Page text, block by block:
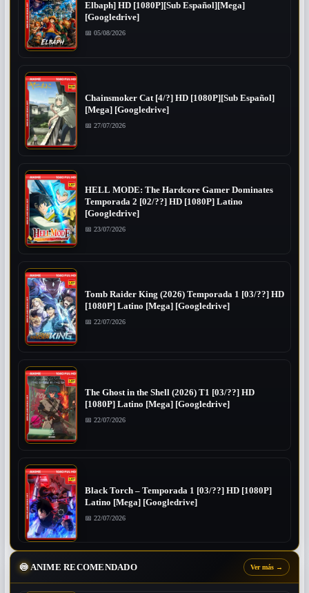
Elbaph] HD [1080P][Sub Español][Mega]
[Googledrive]
📅 05/08/2026
Chainsmoker Cat [4/?] HD [1080P][Sub Español]
[Mega] [Googledrive]
📅 27/07/2026
HELL MODE: The Hardcore Gamer Dominates
Temporada 2 [02/??] HD [1080P] Latino
[Googledrive]
📅 23/07/2026
Tomb Raider King (2026) Temporada 1 [03/??] HD
[1080P] Latino [Mega] [Googledrive]
📅 22/07/2026
The Ghost in the Shell (2026) T1 [03/??] HD
[1080P] Latino [Mega] [Googledrive]
📅 22/07/2026
Black Torch – Temporada 1 [03/??] HD [1080P]
Latino [Mega] [Googledrive]
📅 22/07/2026
🍥 ANIME RECOMENDADO Ver más →